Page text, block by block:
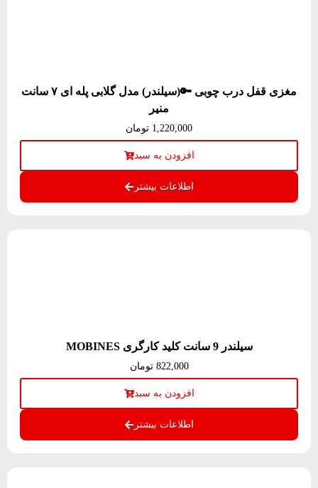
مغزی قفل درب چوبی 🔑(سیلندر) مدل گلابی پله ای ۷ سانت
منیر
1,220,000 تومان
افزودن به سبد
اطلاعات بیشتر
سیلندر 9 سانت کلید کارگری MOBINES
822,000 تومان
افزودن به سبد
اطلاعات بیشتر